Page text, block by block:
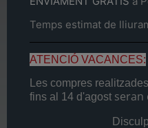
Temps estimat de
ATENCIÓ VACANCES:
Les compres
fins al 14 d'agost seran